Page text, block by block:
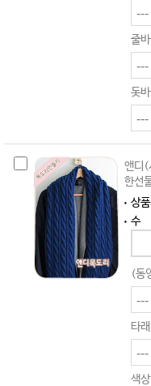
줄
돗
앤디(
한선
상
수
(동
타
색상